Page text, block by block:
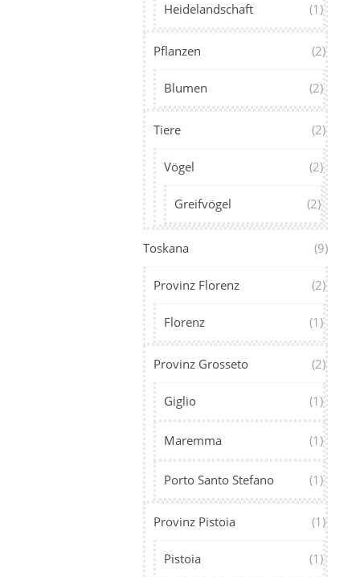
Heidelandschaft (1)
Pflanzen (2)
Blumen (2)
Tiere (2)
Vögel (2)
Greifvögel (2)
Toskana (9)
Provinz Florenz (2)
Florenz (1)
Provinz Grosseto (2)
Giglio (1)
Maremma (1)
Porto Santo Stefano (1)
Provinz Pistoia (1)
Pistoia (1)